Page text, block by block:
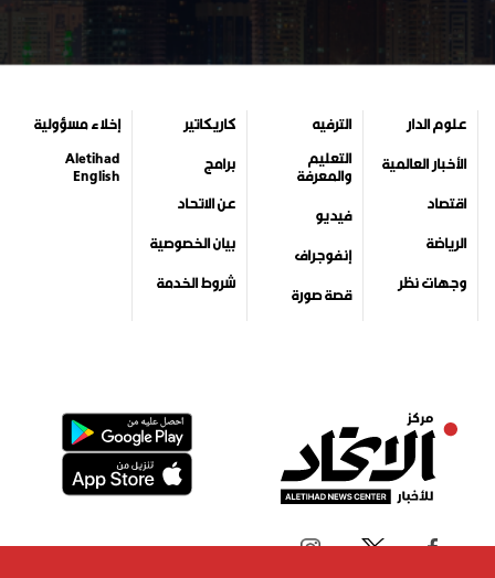
علوم الدار
الأخبار العالمية
اقتصاد
الرياضة
وجهات نظر
الترفيه
التعليم
والمعرفة
فيديو
إنفوجراف
قصة صورة
كاريكاتير
برامج
عن الاتحاد
بيان الخصوصية
شروط الخدمة
إخلاء مسؤولية
Aletihad
English